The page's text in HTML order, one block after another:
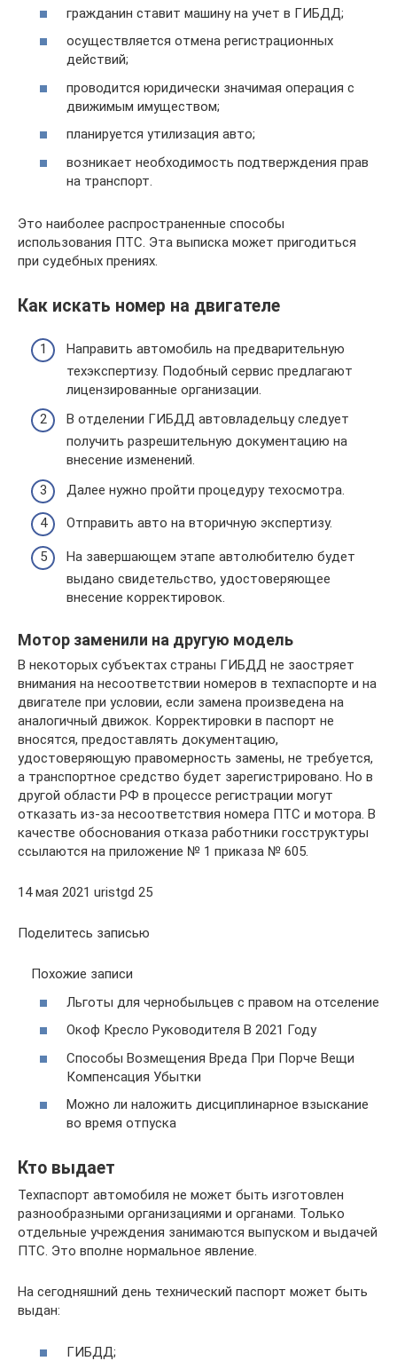
гражданин ставит машину на учет в ГИБДД;
осуществляется отмена регистрационных
действий;
проводится юридически значимая операция с
движимым имуществом;
планируется утилизация авто;
возникает необходимость подтверждения прав
на транспорт.
Это наиболее распространенные способы
использования ПТС. Эта выписка может пригодиться
при судебных прениях.
Как искать номер на двигателе
Направить автомобиль на предварительную
техэкспертизу. Подобный сервис предлагают
лицензированные организации.
В отделении ГИБДД автовладельцу следует
получить разрешительную документацию на
внесение изменений.
Далее нужно пройти процедуру техосмотра.
Отправить авто на вторичную экспертизу.
На завершающем этапе автолюбителю будет
выдано свидетельство, удостоверяющее
внесение корректировок.
Мотор заменили на другую модель
В некоторых субъектах страны ГИБДД не заостряет
внимания на несоответствии номеров в техпаспорте и на
двигателе при условии, если замена произведена на
аналогичный движок. Корректировки в паспорт не
вносятся, предоставлять документацию,
удостоверяющую правомерность замены, не требуется,
а транспортное средство будет зарегистрировано. Но в
другой области РФ в процессе регистрации могут
отказать из-за несоответствия номера ПТС и мотора. В
качестве обоснования отказа работники госструктуры
ссылаются на приложение № 1 приказа № 605.
14 мая 2021 uristgd 25
Поделитесь записью
Похожие записи
Льготы для чернобыльцев с правом на отселение
Окоф Кресло Руководителя В 2021 Году
Способы Возмещения Вреда При Порче Вещи
Компенсация Убытки
Можно ли наложить дисциплинарное взыскание
во время отпуска
Кто выдает
Техпаспорт автомобиля не может быть изготовлен
разнообразными организациями и органами. Только
отдельные учреждения занимаются выпуском и выдачей
ПТС. Это вполне нормальное явление.
На сегодняшний день технический паспорт может быть
выдан:
ГИБДД;